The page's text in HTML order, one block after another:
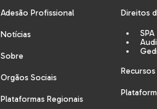
Adesão Profissional
Notícias
Sobre
Orgãos Sociais
Plataformas Regionais
Direitos
SPA